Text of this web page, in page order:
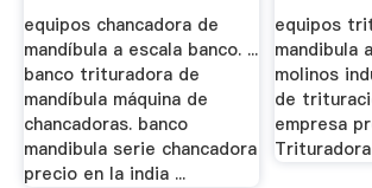
equipos chancadora de
mandíbula a escala banco. ...
banco trituradora de
mandíbula máquina de
chancadoras. banco
mandibula serie chancadora
precio en la india ...
equipos
mandibula
molinos
de
empresa